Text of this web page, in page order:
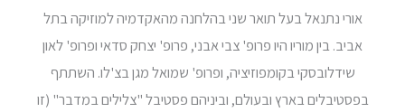
אורי נתנאל בעל תואר שני בהלחנה מהאקדמיה למוזיקה בתל
אביב. בין מוריו היו פרופ' צבי אבני, פרופ' יצחק סדאי ופרופ' לאון
שידלובסקי בקומפוזיציה, ופרופ' שמואל מגן בצ'לו. השתתף
בפסטיבלים בארץ ובעולם, וביניהם פסטיבל "צלילים במדבר" (זו